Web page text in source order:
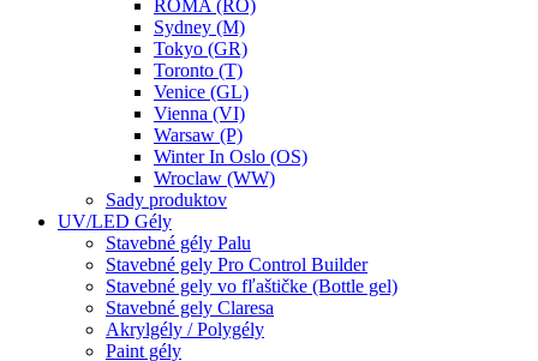
ROMA (RO)
Sydney (M)
Tokyo (GR)
Toronto (T)
Venice (GL)
Vienna (VI)
Warsaw (P)
Winter In Oslo (OS)
Wroclaw (WW)
Sady produktov
UV/LED Gély
Stavebné gély Palu
Stavebné gely Pro Control Builder
Stavebné gely vo fľaštičke (Bottle gel)
Stavebné gely Claresa
Akrylgély / Polygély
Paint gély